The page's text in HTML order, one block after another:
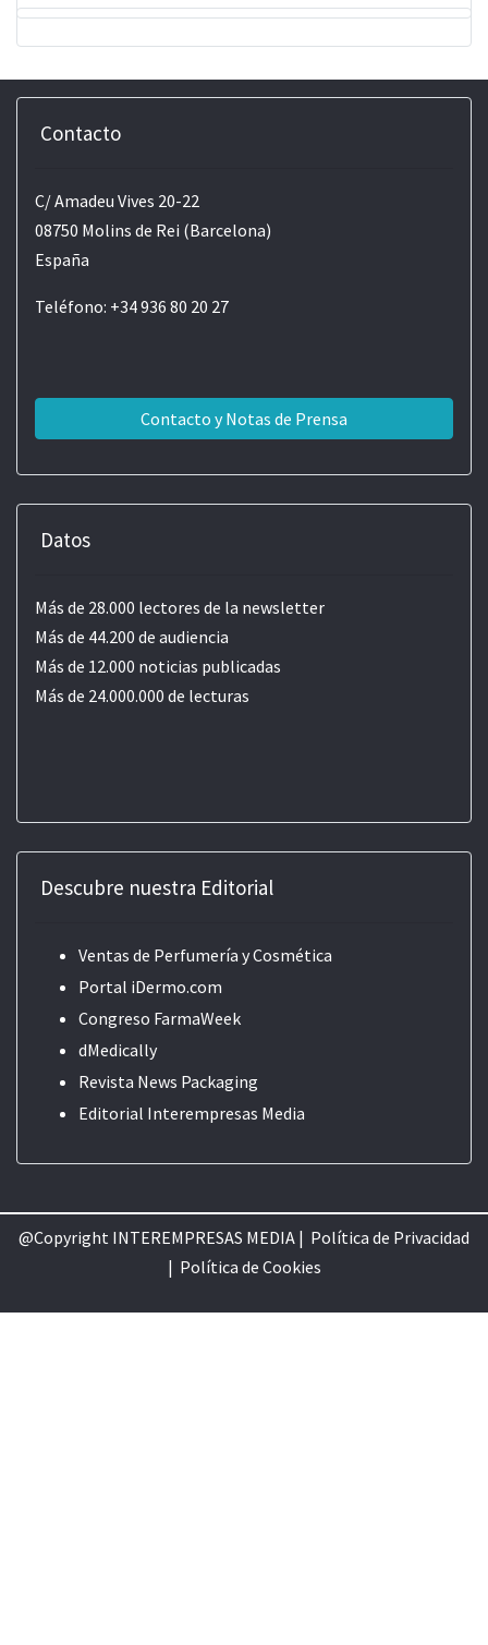
Contacto
C/ Amadeu Vives 20-22
08750 Molins de Rei (Barcelona)
España
Teléfono: +34 936 80 20 27
Contacto y Notas de Prensa
Datos
Más de 28.000 lectores de la newsletter
Más de 44.200 de audiencia
Más de 12.000 noticias publicadas
Más de 24.000.000 de lecturas
Descubre nuestra Editorial
Ventas de Perfumería y Cosmética
Portal iDermo.com
Congreso FarmaWeek
dMedically
Revista News Packaging
Editorial Interempresas Media
@Copyright INTEREMPRESAS MEDIA | Política de Privacidad
| Política de Cookies